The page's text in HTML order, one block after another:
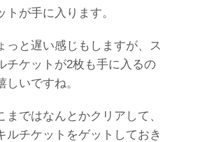
トが手に入ります。
っと遅い感じもしますが、ス
チケットが2枚も手に入るの
しいですね。
まではなんとかクリアして、
ルチケットをゲットしておき